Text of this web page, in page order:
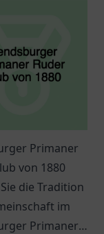
Primaner
von 1880
die Tradition
im
Primaner